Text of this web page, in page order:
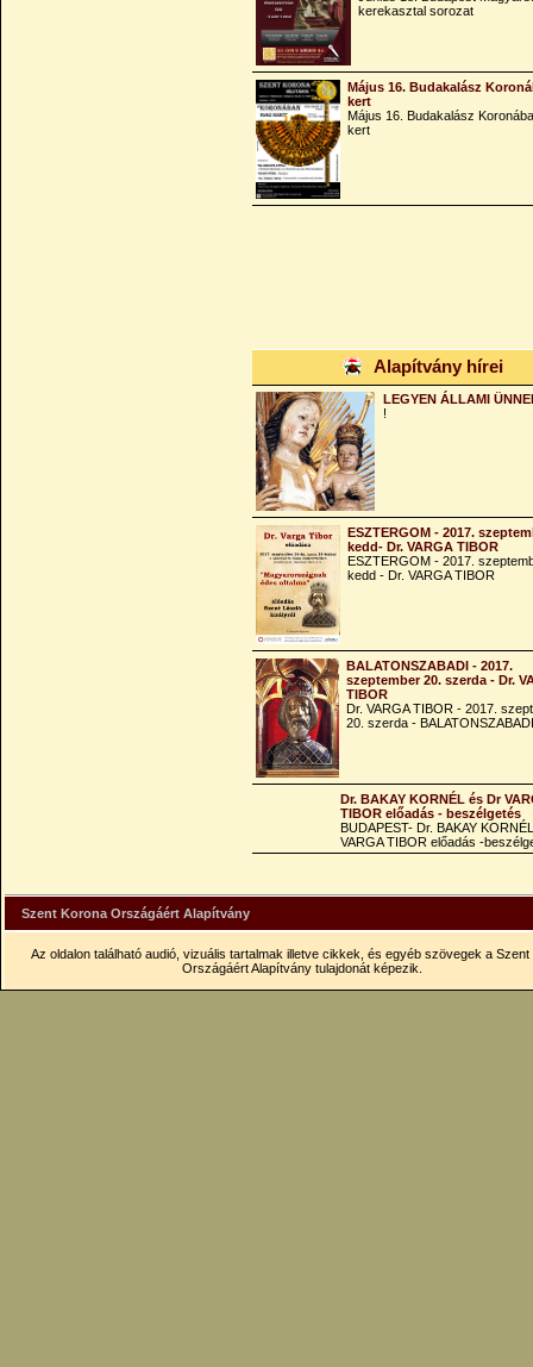
kerekasztal sorozat
Május 16. Budakalász
kert
Május 16. Budakalász
kert
Alapítvány hírei
LEGYEN ÁLLAMI
!
ESZTERGOM - 2017.
kedd- Dr. VARGA TIBOR
ESZTERGOM - 2017.
kedd - Dr. VARGA TIBOR
BALATONSZABADI - 2017.
szeptember 20. szerda - Dr.
TIBOR
Dr. VARGA TIBOR - 2017.
20. szerda - BALATONSZABADI
Dr. BAKAY KORNÉL és Dr
TIBOR előadás - beszélgetés
BUDAPEST- Dr. BAKAY
VARGA TIBOR előadás -
Szent Korona Országáért Alapítvány
Az oldalon található audió, vizuális tartalmak illetve cikkek, és egyéb szövegek a Szent
Országáért Alapítvány tulajdonát képezik.